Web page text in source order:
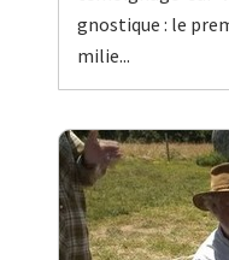
gnostique : le
milie...